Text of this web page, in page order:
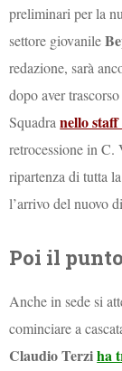
preliminari per la
settore giovanile
redazione, sarà
dopo aver
Squadranello
retrocessione in C.
ripartenza di tutta
l’arrivo del nuovo
Poi il
Anche in sede si
cominciare a
Claudio Terziha